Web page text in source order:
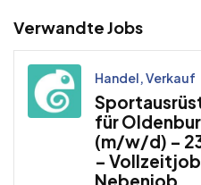
Verwandte Jobs
Handel, Verkauf
für
(m/w/d) –
–
Nebenjob